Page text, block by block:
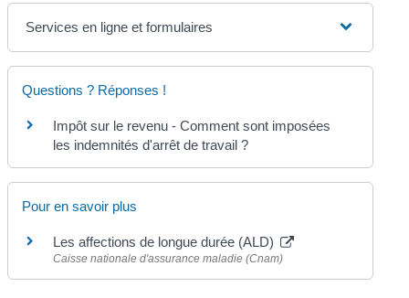
Services en ligne et formulaires
Questions ? Réponses !
Impôt sur le revenu - Comment sont imposées
les indemnités d'arrêt de travail ?
Pour en savoir plus
Les affections de longue durée (ALD)
Caisse nationale d'assurance maladie (Cnam)